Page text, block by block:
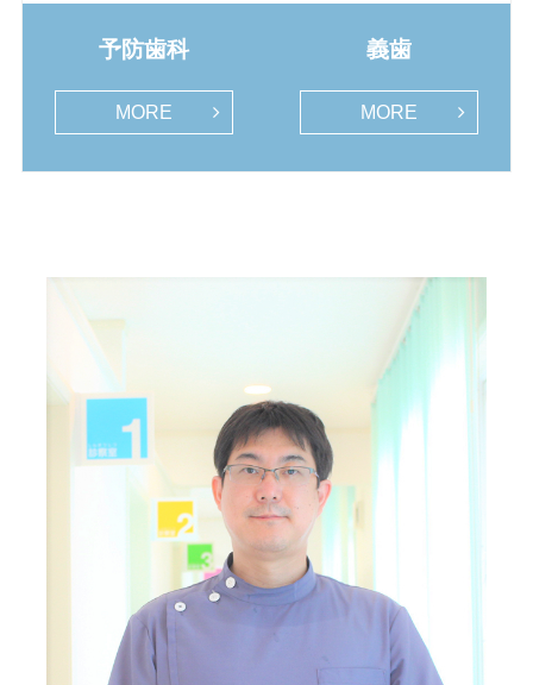
予防歯科
MORE
義歯
MORE